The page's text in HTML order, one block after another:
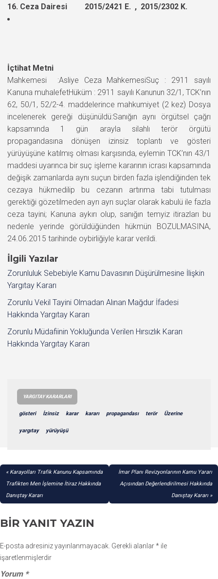
16. Ceza Dairesi 2015/2421 E. , 2015/2302 K.
İçtihat Metni
Mahkemesi :Asliye Ceza MahkemesiSuç : 2911 sayılı
Kanuna muhalefetHüküm : 2911 sayılı Kanunun 32/1, TCK’nın
62, 50/1, 52/2-4. maddelerince mahkumiyet (2 kez) Dosya
incelenerek gereği düşünüldü:Sanığın aynı örgütsel çağrı
kapsamında 1 gün arayla silahlı terör örgütü
propagandasına dönüşen izinsiz toplantı ve gösteri
yürüyüşüne katılmış olması karşısında, eylemin TCK’nın 43/1
maddesi uyarınca bir suç işleme kararının icrası kapsamında
değişik zamanlarda aynı suçun birden fazla işlendiğinden tek
cezaya hükmedilip bu cezanın artırıma tabi tutulması
gerektiği gözetilmeden ayrı ayrı suçlar olarak kabulü ile fazla
ceza tayini; Kanuna aykırı olup, sanığın temyiz itirazları bu
nedenle yerinde görüldüğünden hükmün BOZULMASINA,
24.06.2015 tarihinde oybirliğiyle karar verildi.
İlgili Yazılar
Zorunluluk Sebebiyle Kamu Davasının Düşürülmesine İlişkin
Yargıtay Kararı
Zorunlu Vekil Tayini Olmadan Alınan Mağdur İfadesi
Hakkında Yargıtay Kararı
Zorunlu Müdafiinin Yokluğunda Verilen Hırsızlık Kararı
Hakkında Yargıtay Kararı
YARGITAY KARARLARI
gösteri İzinsiz karar kararı propagandası terör Üzerine
yargıtay yürüyüşü
YAZI
GEZINMESI
Karayolları Trafik Kanunu Kapsamında
Trafikten Men İşlemine İtiraz Hakkında
Danıştay Kararı
İmar Planı Revizyonlarının Kamu Yararı
Açısından Değerlendirilmesi Hakkında
Danıştay Kararı
BIR YANIT YAZIN
E-posta adresiniz yayınlanmayacak. Gerekli alanlar* ile
işaretlenmişlerdir
Yorum *